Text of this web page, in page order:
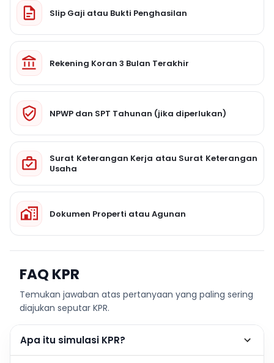
Slip Gaji atau Bukti Penghasilan
Rekening Koran 3 Bulan Terakhir
NPWP dan SPT Tahunan (jika diperlukan)
Surat Keterangan Kerja atau Surat Keterangan
Usaha
Dokumen Properti atau Agunan
FAQ KPR
Temukan jawaban atas pertanyaan yang paling sering
diajukan seputar KPR.
Apa itu simulasi KPR?